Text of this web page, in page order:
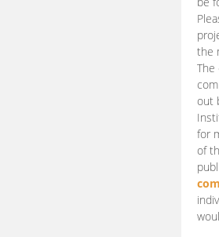
the
The
out
for
of